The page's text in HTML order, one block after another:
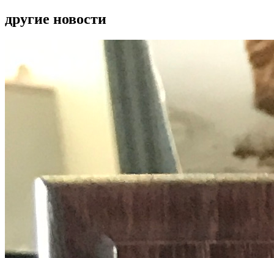
другие новости